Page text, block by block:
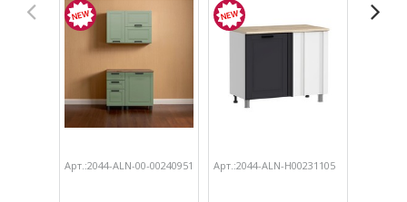
Арт.:2044-ALN-00-00240951 Арт.:2044-ALN-Н00231105